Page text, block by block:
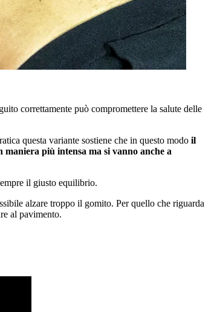
correttamente può compromettere la salute delle
questa variante sostiene che in questo modo il
maniera più intensa ma si vanno anche a
il giusto equilibrio.
alzare troppo il gomito. Per quello che riguarda
al pavimento.